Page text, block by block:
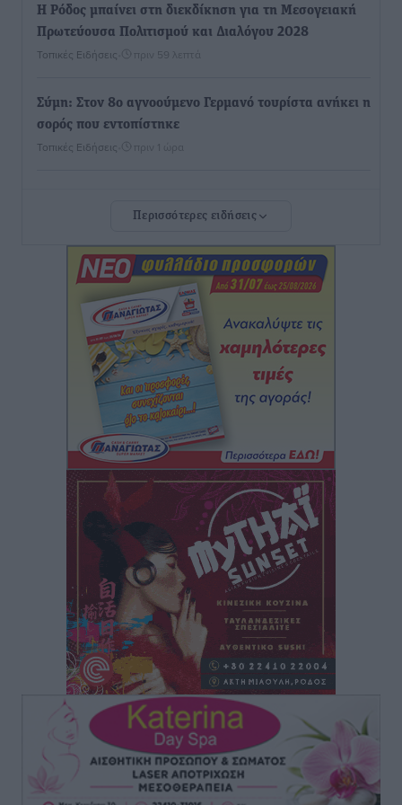
Η Ρόδος μπαίνει στη διεκδίκηση για τη Μεσογειακή
Πρωτεύουσα Πολιτισμού και Διαλόγου 2028
Τοπικές Ειδήσεις πριν 59 λεπτά
Σύμη: Στον 8ο αγνοούμενο Γερμανό τουρίστα ανήκει η
σορός που εντοπίστηκε
Τοπικές Ειδήσεις πριν 1 ώρα
Το εκλογικό ρολόι του Μαξίμου χτυπά τέλη Μαΐου του
Τοπικές Ειδήσεις• πριν 2 ώρες
ΦΟΔΣΑ Νοτίου Αιγαίου: «Δεν ζητάμε ασυλία – ζητάμε
θεσμική προστασία της αυτοδιοίκησης»
Τοπικές Ειδήσεις• πριν 2 ώρες
Στη διαδικασία της απευθείας διαπραγμάτευσης ο
Δήμος Ρόδου για τη ναυαγοσωστική κάλυψη των
παραλιών
Τοπικές Ειδήσεις πριν 2 ώρες
Στο Αυτόφωρο 47χρονος που φέρεται να απείλησε τη
70χρονη μητέρα του όταν εκείνη αρνήθηκε να του
δώσει χρήματα για ναρκωτικά
Τοπικές Ειδήσεις• πριν 2 ώρες
Ασφαλιστικά μέτρα από το Ελληνικό Δημόσιο κατά
του 39χρονου για τις δολιοφθορές στο Radar
Ατάβυρου
Τοπικές Ειδήσεις• πριν 2 ώρες
Περισσότερες ειδήσεις